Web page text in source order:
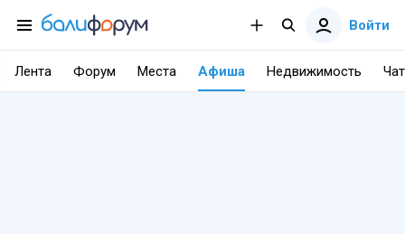
Войти
Лента Форум Места Афиша Недвижимость Чат